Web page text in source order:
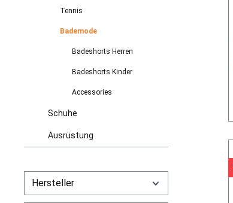
Tennis
Bademode
Badeshorts Herren
Badeshorts Kinder
Accessories
Schuhe
Ausrüstung
Hersteller